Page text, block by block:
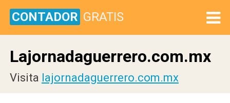
CONTADOR GRATIS
Lajornadaguerrero.com.mx
Visita lajornadaguerrero.com.mx